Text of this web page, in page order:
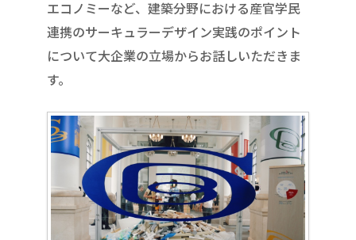
エコノミーなど、建築分野における産官学民
連携のサーキュラーデザイン実践のポイント
について大企業の立場からお話しいただきま
す。